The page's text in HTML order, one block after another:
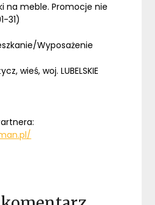
na meble. Promocje nie
31)
Wyposażenie
wieś, woj. LUBELSKIE